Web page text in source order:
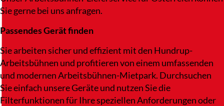
Sie gerne bei uns anfragen.
Passendes Gerät finden
Sie arbeiten sicher und effizient mit den Hundrup-
Arbeitsbühnen und profitieren von einem umfassenden
und modernen Arbeitsbühnen-Mietpark. Durchsuchen
Sie einfach unsere Geräte und nutzen Sie die
Filterfunktionen für Ihre speziellen Anforderungen oder